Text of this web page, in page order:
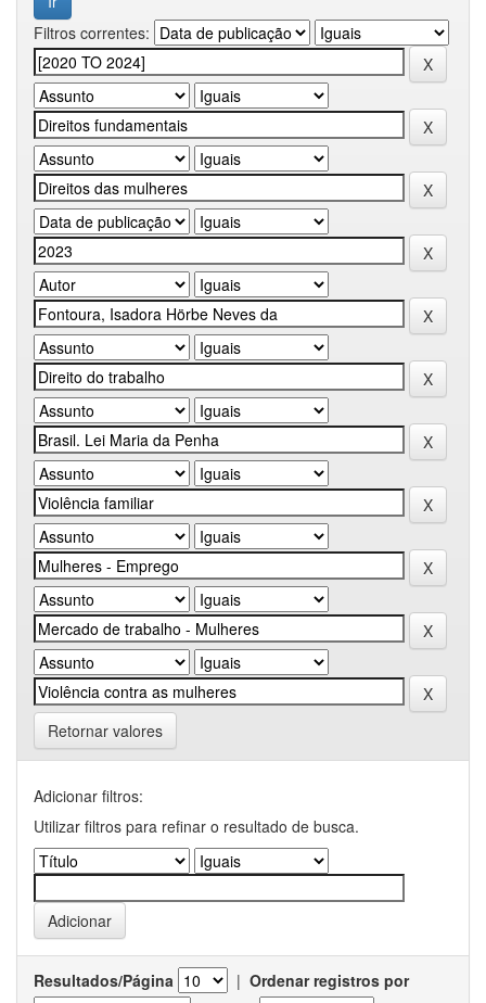
Filtros correntes:
Retornar valores
Adicionar filtros:
Utilizar filtros para refinar o resultado de busca.
Resultados/Página | Ordenar registros por